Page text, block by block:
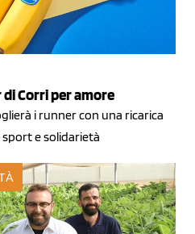
Corri per amore
i runner con una ricarica
e solidarietà